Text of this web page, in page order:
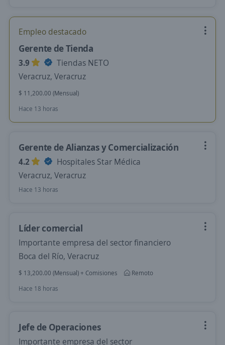
Empleo destacado
Gerente de Tienda
3.9
Tiendas NETO
Veracruz, Veracruz
$ 11,200.00 (Mensual)
Hace 13 horas
Gerente de Alianzas y Comercialización
4.2
Hospitales Star Médica
Veracruz, Veracruz
Hace 13 horas
Líder comercial
Importante empresa del sector financiero
Boca del Río, Veracruz
$ 13,200.00 (Mensual) + Comisiones
Remoto
Hace 18 horas
Jefe de Operaciones
Importante empresa del sector